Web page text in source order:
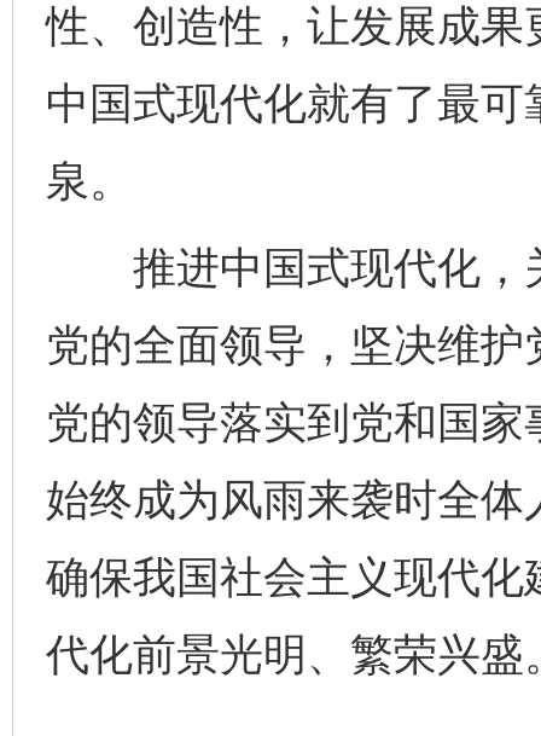
性、创造性，让发展成
中国式现代化就有了最
泉。
推进中国式现代化，
党的全面领导，坚决维
党的领导落实到党和国
始终成为风雨来袭时全
确保我国社会主义现代
代化前景光明、繁荣兴盛
完善运行机制助力责任有效落实 一纸欠